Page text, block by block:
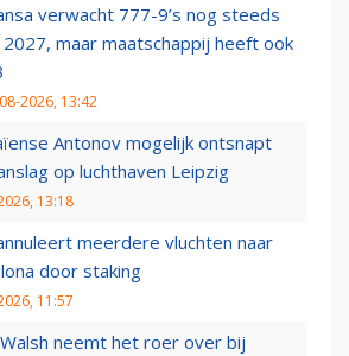
verwacht 777-9’s nog steeds
maar maatschappij heeft ook
2026, 13:42
Antonov mogelijk ontsnapt
op luchthaven Leipzig
13:18
meerdere vluchten naar
door staking
11:57
neemt het roer over bij